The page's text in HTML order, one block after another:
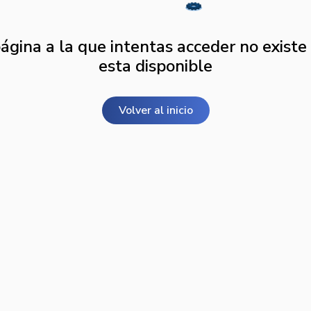
a la que intentas acceder no existe
esta disponible
Volver al inicio